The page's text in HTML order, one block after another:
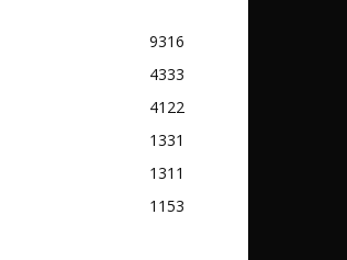
9316
4333
4122
1331
1311
1153